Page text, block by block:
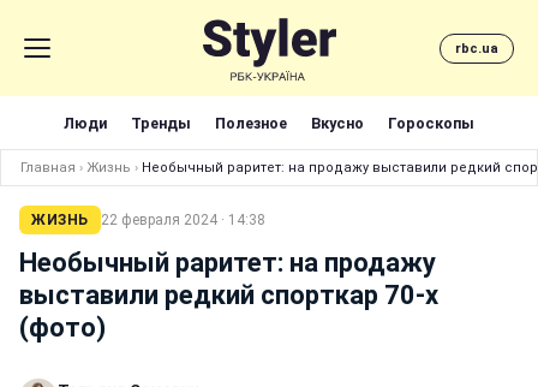
rbc.ua
Люди Тренды Полезное Вкусно Гороскопы
Главная › Жизнь › Необычный раритет: на продажу выставили редкий
ЖИЗНЬ 22 февраля 2024 · 14:38
Необычный раритет: на продажу
выставили редкий спорткар 70-х
(фото)